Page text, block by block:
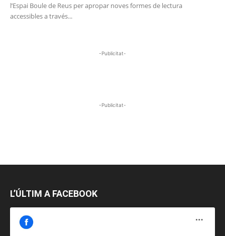
l’Espai Boule de Reus per apropar noves formes de lectura
accessibles a través...
-Publicitat-
-Publicitat-
L’ÚLTIM A FACEBOOK